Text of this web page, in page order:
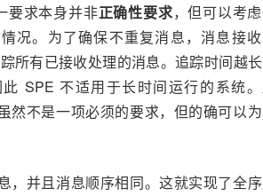
要求本身并非正确性要求，但可以考
况。为了确保不重复消息，消息接
踪所有已接收处理的消息。追踪时间越
SPE 不适用于长时间运行的系统
然不是一项必须的要求，但的确可以
，并且消息顺序相同。这就实现了全